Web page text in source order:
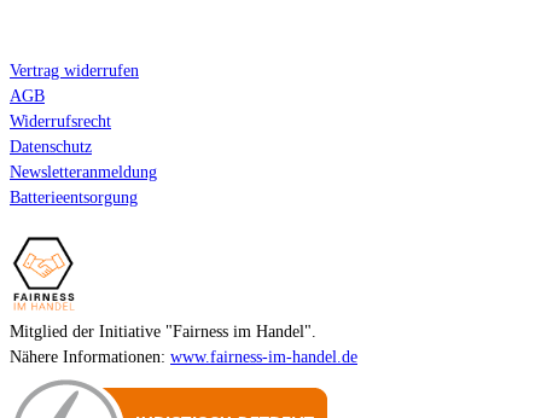
Vertrag widerrufen
AGB
Widerrufsrecht
Datenschutz
Newsletteranmeldung
Batterieentsorgung
Mitglied der Initiative "Fairness im Handel".
Nähere Informationen: www.fairness-im-handel.de